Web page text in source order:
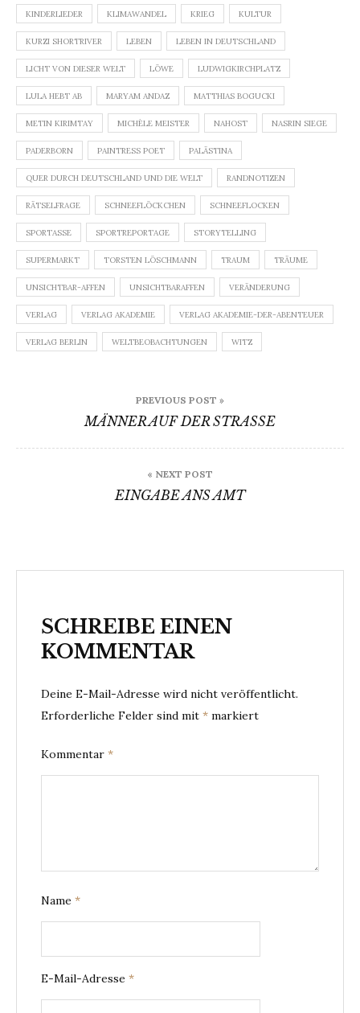
KINDERLIEDER KLIMAWANDEL KRIEG KULTUR
KURZI SHORTRIVER LEBEN LEBEN IN DEUTSCHLAND
LICHT VON DIESER WELT LÖWE LUDWIGKIRCHPLATZ
LULA HEBT AB MARYAM ANDAZ MATTHIAS BOGUCKI
METIN KIRIMTAY MICHÈLE MEISTER NAHOST NASRIN SIEGE
PADERBORN PAINTRESS POET PALÄSTINA
QUER DURCH DEUTSCHLAND UND DIE WELT RANDNOTIZEN
RÄTSELFRAGE SCHNEEFLÖCKCHEN SCHNEEFLOCKEN
SPORTASSE SPORTREPORTAGE STORYTELLING
SUPERMARKT TORSTEN LÖSCHMANN TRAUM TRÄUME
UNSICHTBAR-AFFEN UNSICHTBARAFFEN VERÄNDERUNG
VERLAG VERLAG AKADEMIE VERLAG AKADEMIE-DER-ABENTEUER
VERLAG BERLIN WELTBEOBACHTUNGEN WITZ
PREVIOUS POST »
MÄNNER AUF DER STRASSE
« NEXT POST
EINGABE ANS AMT
SCHREIBE EINEN
KOMMENTAR
Deine E-Mail-Adresse wird nicht veröffentlicht.
Erforderliche Felder sind mit * markiert
Kommentar *
Name *
E-Mail-Adresse *